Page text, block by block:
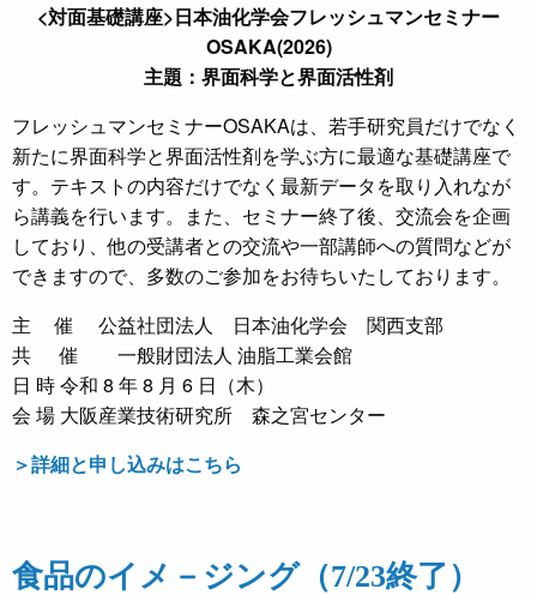
<対面基礎講座>日本油化学会フレッシュマンセミナー
OSAKA(2026)
主題：界面科学と界面活性剤
フレッシュマンセミナーOSAKAは、若手研究員だけでなく
新たに界面科学と界面活性剤を学ぶ方に最適な基礎講座で
す。テキストの内容だけでなく最新データを取り入れなが
ら講義を行います。また、セミナー終了後、交流会を企画
しており、他の受講者との交流や一部講師への質問などが
できますので、多数のご参加をお待ちいたしております。
主 催 公益社団法人 日本油化学会 関西支部
共 催 一般財団法人 油脂工業会館
日 時 令和 8 年 8 月 6 日（木）
会 場 大阪産業技術研究所 森之宮センター
＞詳細と申し込みはこちら
食品のイメ－ジング（7/23終了）